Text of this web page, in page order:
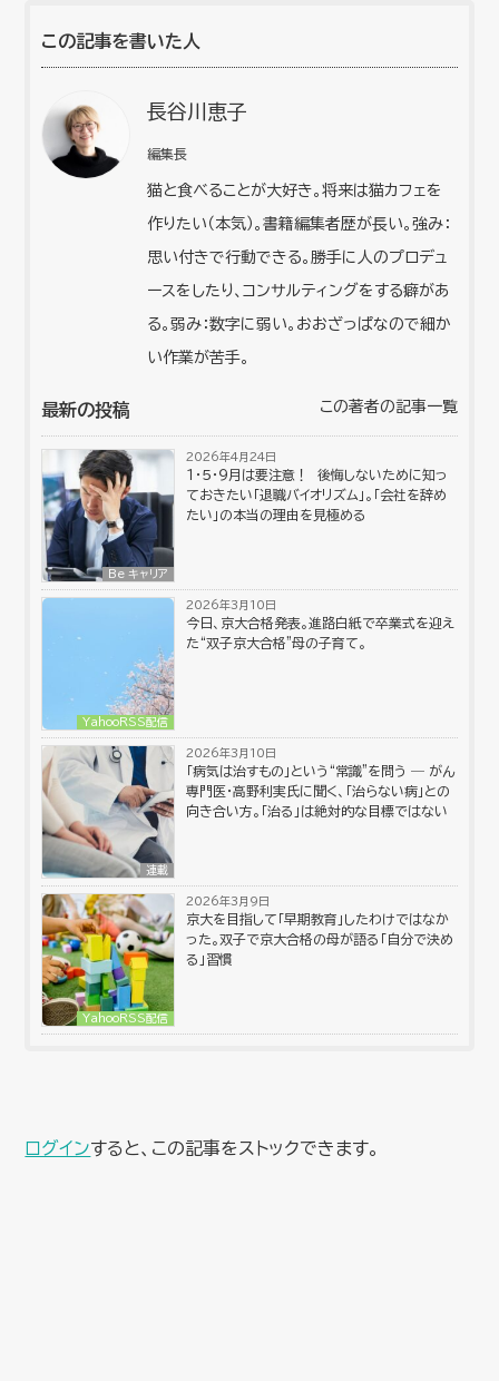
この記事を書いた人
長谷川恵子
編集長
猫と食べることが大好き。将来は猫カフェを
作りたい（本気）。書籍編集者歴が長い。強み：
思い付きで行動できる。勝手に人のプロデュ
ースをしたり、コンサルティングをする癖があ
る。弱み：数字に弱い。おおざっぱなので細か
い作業が苦手。
最新の投稿 この著者の記事一覧
Be キャリア
2026年4月24日
１・５・９月は要注意！ 後悔しないために知っ
ておきたい「退職バイオリズム」。「会社を辞め
たい」の本当の理由を見極める
YahooRSS配信
2026年3月10日
今日、京大合格発表。進路白紙で卒業式を迎え
た“双子京大合格”母の子育て。
連載
2026年3月10日
「病気は治すもの」という“常識”を問う ― がん
専門医・高野利実氏に聞く、「治らない病」との
向き合い方。「治る」は絶対的な目標ではない
YahooRSS配信
2026年3月9日
京大を目指して「早期教育」したわけではなか
った。双子で京大合格の母が語る「自分で決め
る」習慣
ログインすると、この記事をストックできます。